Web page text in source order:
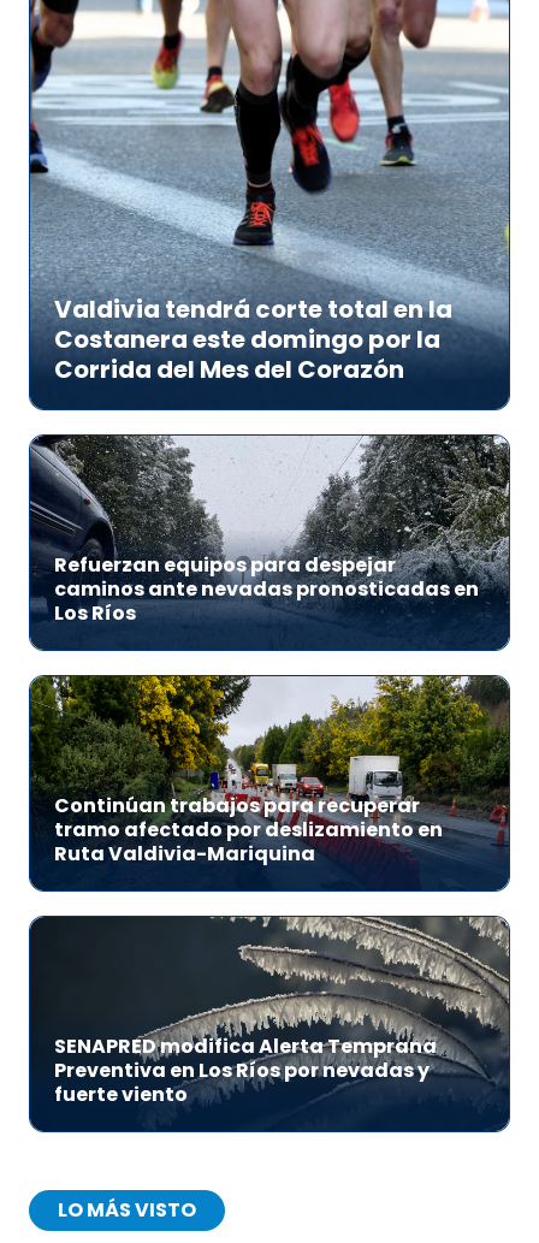
Valdivia tendrá corte total en la
Costanera este domingo por la
Corrida del Mes del Corazón
Refuerzan equipos para despejar
caminos ante nevadas pronosticadas en
Los Ríos
Continúan trabajos para recuperar
tramo afectado por deslizamiento en
Ruta Valdivia-Mariquina
SENAPRED modifica Alerta Temprana
Preventiva en Los Ríos por nevadas y
fuerte viento
LO MÁS VISTO